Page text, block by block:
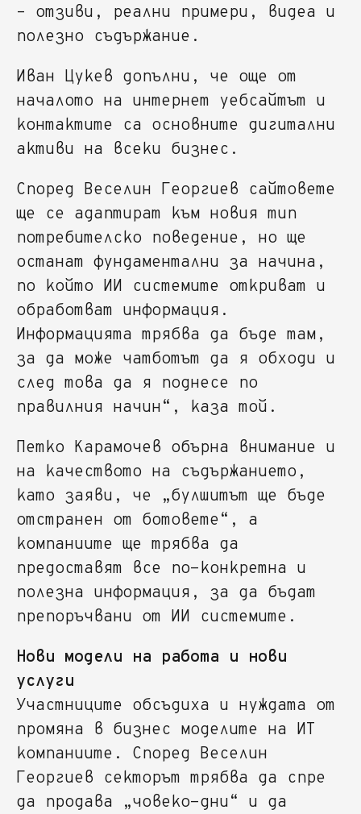
– отзиви, реални примери, видеа и
полезно съдържание.
Иван Цукев допълни, че още от
началото на интернет уебсайтът и
контактите са основните дигитални
активи на всеки бизнес.
Според Веселин Георгиев сайтовете
ще се адаптират към новия тип
потребителско поведение, но ще
останат фундаментални за начина,
по който ИИ системите откриват и
обработват информация.
Информацията трябва да бъде там,
за да може чатботът да я обходи и
след това да я поднесе по
правилния начин“, каза той.
Петко Карамочев обърна внимание и
на качеството на съдържанието,
като заяви, че „булшитът ще бъде
отстранен от ботовете“, а
компаниите ще трябва да
предоставят все по-конкретна и
полезна информация, за да бъдат
препоръчвани от ИИ системите.
Нови модели на работа и нови
услуги
Участниците обсъдиха и нуждата от
промяна в бизнес моделите на ИТ
компаниите. Според Веселин
Георгиев секторът трябва да спре
да продава „човеко-дни“ и да